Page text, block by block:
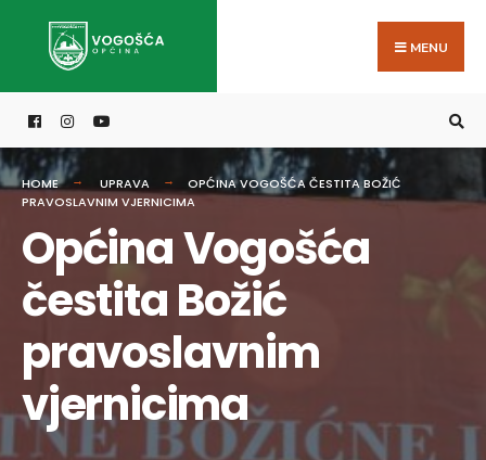
MENU
HOME UPRAVA
OPĆINA VOGOŠĆA ČESTITA BOŽIĆ
PRAVOSLAVNIM VJERNICIMA
Općina Vogošća
čestita Božić
pravoslavnim
vjernicima
for: